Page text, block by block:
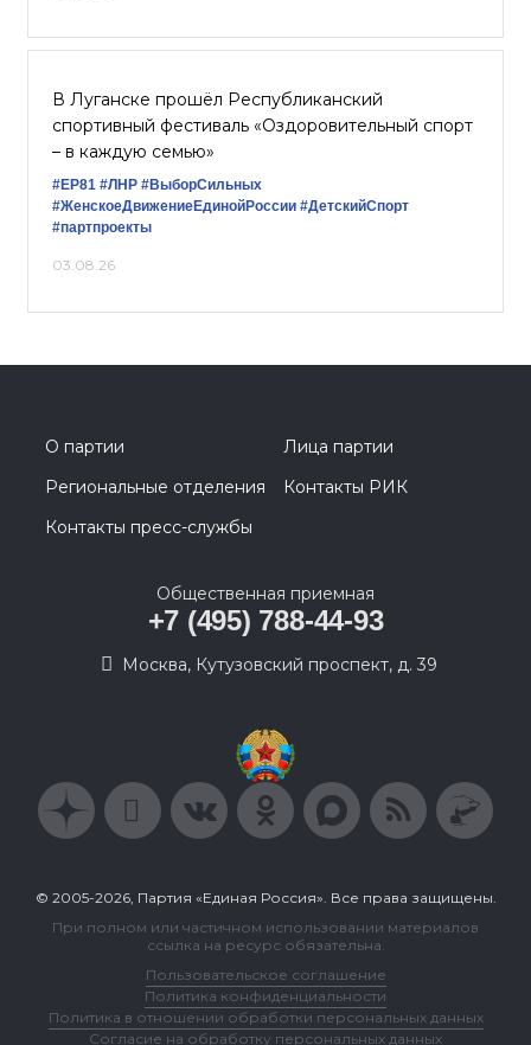
В Луганске прошёл Республиканский
спортивный фестиваль «Оздоровительный спорт
– в каждую семью»
#ЕР81 #ЛНР #ВыборСильных
#ЖенскоеДвижениеЕдинойРоссии #ДетскийСпорт
#партпроекты
03.08.26
О партии
Лица партии
Региональные отделения
Контакты РИК
Контакты пресс-службы
Общественная приемная
+7 (495) 788-44-93
Москва, Кутузовский проспект, д. 39
© 2005-2026, Партия «Единая Россия». Все права защищены.
При полном или частичном использовании материалов
ссылка на ресурс обязательна.
Пользовательское соглашение
Политика конфиденциальности
Политика в отношении обработки персональных данных
Согласие на обработку персональных данных